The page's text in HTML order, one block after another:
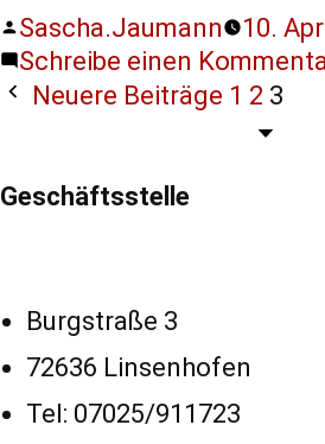
Sascha.Jaumann
10.
Schreibe einen
Neuere Beiträge 1 2 3
Geschäftsstelle
Burgstraße 3
72636 Linsenhofen
Tel: 07025/911723
manche
Features der
Seite
benötigt!
Marketing
Besuch unserer
Website mitteilen,
erhöhen Sie die
Wahrscheinlichkeit,
personalisierte